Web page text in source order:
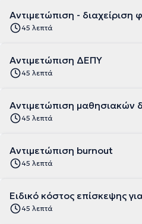
Αντιμετώπιση - διαχείριση
45 λεπτά
Αντιμετώπιση ΔΕΠΥ
45 λεπτά
Αντιμετώπιση μαθησιακών
45 λεπτά
Αντιμετώπιση burnout
45 λεπτά
Ειδικό κόστος επίσκεψης
45 λεπτά